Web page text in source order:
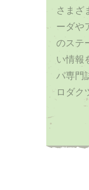
さまざ
ーダや
のステ
い情報
パ専門
ロダク